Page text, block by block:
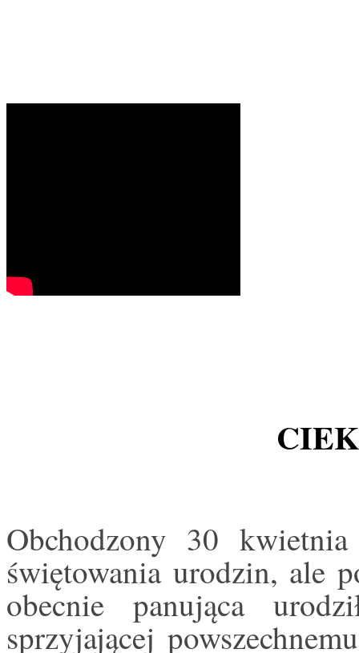
Obchodzony 30
świętowania urodzin, ale
obecnie panująca
sprzyjającej